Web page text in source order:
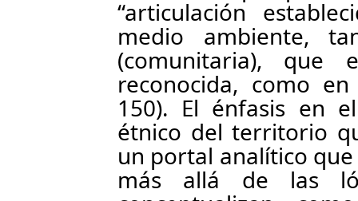
“articulación
medio ambiente,
(comunitaria), que
reconocida, como
150). El énfasis en
étnico del territorio
un portal analítico
más allá de las